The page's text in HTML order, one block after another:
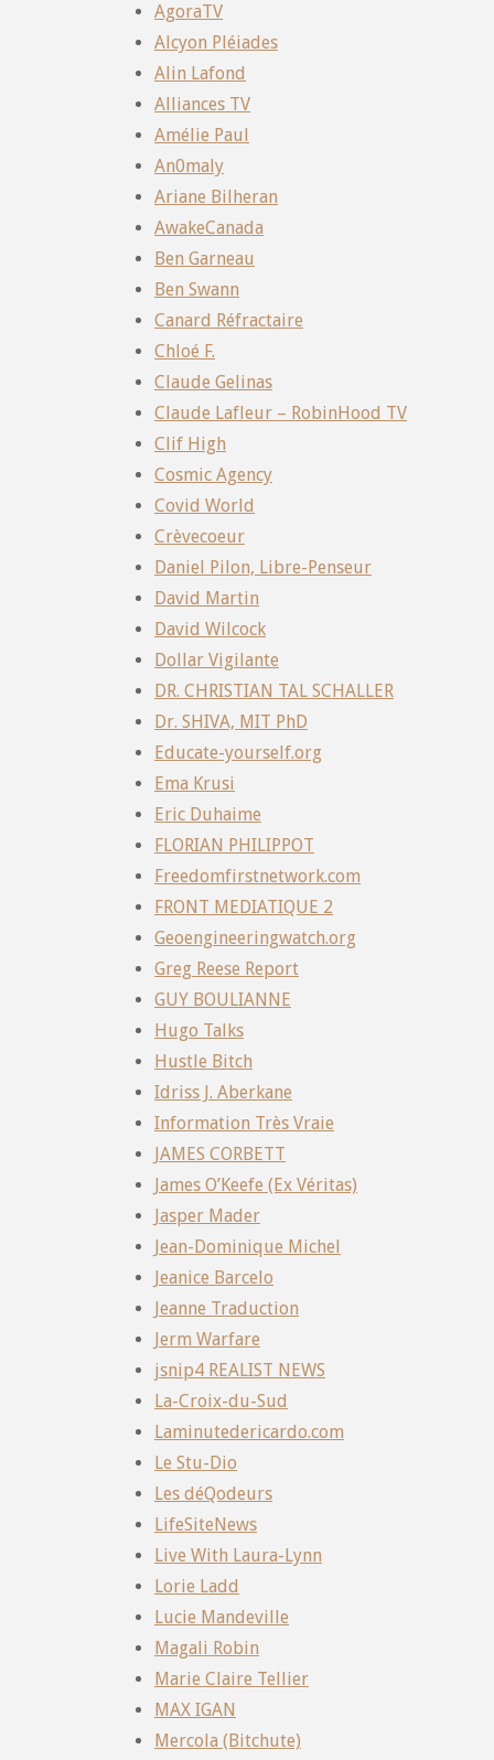
AgoraTV
Alcyon Pléiades
Alin Lafond
Alliances TV
Amélie Paul
An0maly
Ariane Bilheran
AwakeCanada
Ben Garneau
Ben Swann
Canard Réfractaire
Chloé F.
Claude Gelinas
Claude Lafleur – RobinHood TV
Clif High
Cosmic Agency
Covid World
Crèvecoeur
Daniel Pilon, Libre-Penseur
David Martin
David Wilcock
Dollar Vigilante
DR. CHRISTIAN TAL SCHALLER
Dr. SHIVA, MIT PhD
Educate-yourself.org
Ema Krusi
Eric Duhaime
FLORIAN PHILIPPOT
Freedomfirstnetwork.com
FRONT MEDIATIQUE 2
Geoengineeringwatch.org
Greg Reese Report
GUY BOULIANNE
Hugo Talks
Hustle Bitch
Idriss J. Aberkane
Information Très Vraie
JAMES CORBETT
James O’Keefe (Ex Véritas)
Jasper Mader
Jean-Dominique Michel
Jeanice Barcelo
Jeanne Traduction
Jerm Warfare
jsnip4 REALIST NEWS
La-Croix-du-Sud
Laminutedericardo.com
Le Stu-Dio
Les déQodeurs
LifeSiteNews
Live With Laura-Lynn
Lorie Ladd
Lucie Mandeville
Magali Robin
Marie Claire Tellier
MAX IGAN
Mercola (Bitchute)